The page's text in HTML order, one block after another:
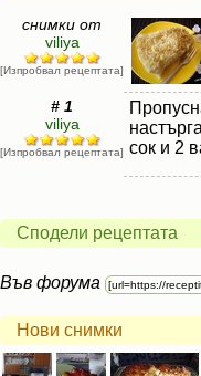
снимки от
viliya
[Изпробвал рецептата]
# 1
viliya
[Изпробвал рецептата] сок и 2
Сподели рецептата
Във форума
Нови снимки